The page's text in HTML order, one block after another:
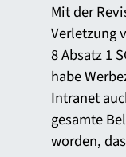
Mit der
Verletzung
8 Absatz 1
habe
Intranet
gesamte
worden,